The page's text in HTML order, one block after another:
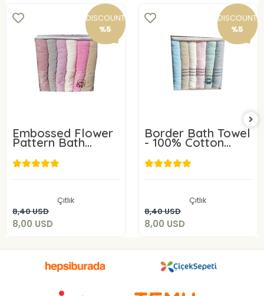
DISCOUNT
%5
Embossed Flower
Pattern Bath
Towel
Çıtlık
8,40 USD
8,00 USD
Add to cart
DISCOUNT
%5
Border Bath Towel
- 100% Cotton
Material.
Çıtlık
8,40 USD
8,00 USD
Add to cart